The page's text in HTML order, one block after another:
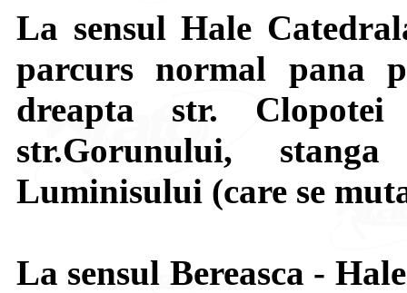
La sensul Hale
parcurs normal pana
dreapta str.
str.Gorunului,
Luminisului (care se
La sensul Bereasca -